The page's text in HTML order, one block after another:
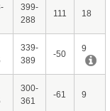
399-
288
111 18
339-
389
-50
9
300-
361
-61 9